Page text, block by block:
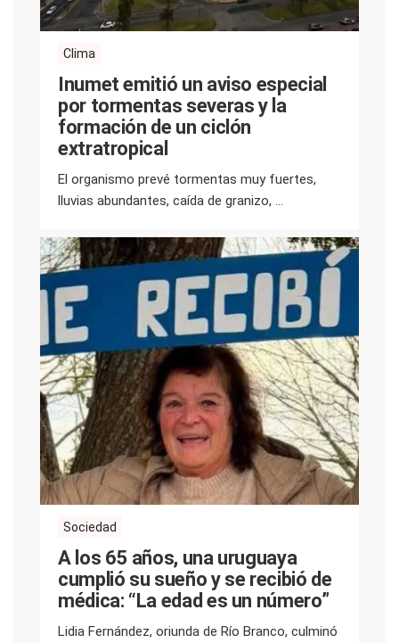
Clima
Inumet emitió un aviso especial
por tormentas severas y la
formación de un ciclón
extratropical
El organismo prevé tormentas muy fuertes,
lluvias abundantes, caída de granizo, ...
Sociedad
A los 65 años, una uruguaya
cumplió su sueño y se recibió de
médica: “La edad es un número”
Lidia Fernández, oriunda de Río Branco, culminó